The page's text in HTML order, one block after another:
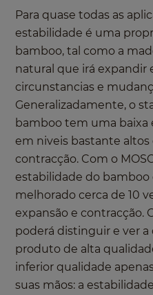
Para quase todas as
estabilidade é uma
bamboo, tal como a
natural que irá expandir
circunstancias e
Generalizadamente, o
bamboo tem uma baixa
em niveis bastante altos
contracção. Com o
estabilidade do
melhorado cerca de 10
expansão e
poderá distinguir e ver
produto de alta
inferior qualidade
suas mãos: a